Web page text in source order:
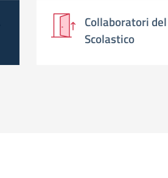
Collaboratori
Scolastico